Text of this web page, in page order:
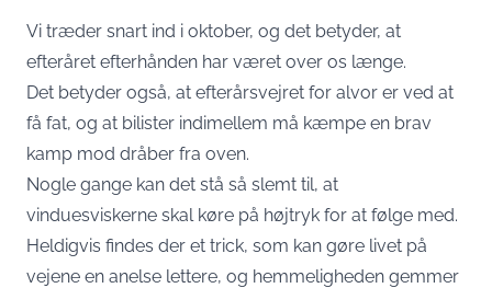
Vi træder snart ind i oktober, og det betyder, at
efteråret efterhånden har været over os længe.
Det betyder også, at efterårsvejret for alvor er ved at
få fat, og at bilister indimellem må kæmpe en brav
kamp mod dråber fra oven.
Nogle gange kan det stå så slemt til, at
vinduesviskerne skal køre på højtryk for at følge med.
Heldigvis findes der et trick, som kan gøre livet på
vejene en anelse lettere, og hemmeligheden gemmer